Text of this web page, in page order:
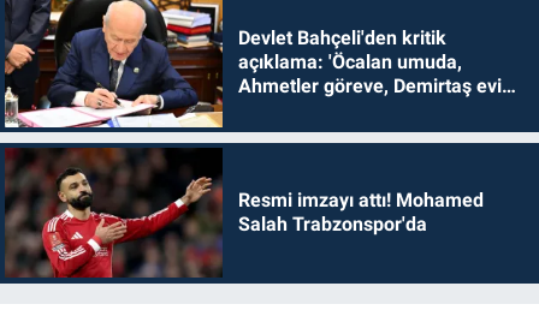
Devlet Bahçeli'den kritik
açıklama: 'Öcalan umuda,
Ahmetler göreve, Demirtaş evine
Resmi imzayı attı! Mohamed
Salah Trabzonspor'da